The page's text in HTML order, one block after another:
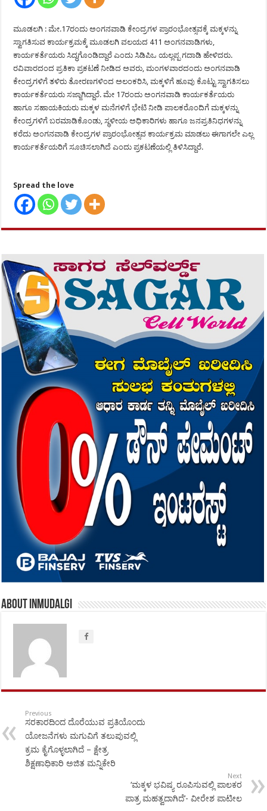
ಮೂಡಲಗಿ : ಮೇ.17ರಂದು ಅಂಗನವಾಡಿ ಕೇಂದ್ರಗಳ ಪ್ರಾರಂಭೋತ್ಸವಕ್ಕೆ ಮಕ್ಕಳನ್ನು
ಸ್ವಾಗತಿಸುವ ಕಾರ್ಯಕ್ರಮಕ್ಕೆ ಮೂಡಲಗಿ ವಲಯದ 411 ಅಂಗನವಾಡಿಗಳು,
ಕಾರ್ಯಕರ್ತೆಯರು ಸಿದ್ಧಗೊಂಡಿದ್ದಾರೆ ಎಂದು ಸಿಡಿಪಿಒ ಯಲ್ಲಪ್ಪ ಗದಾಡಿ ಹೇಳಿದರು.
ರವಿವಾರದಂದ ಪ್ರತಿಕಾ ಪ್ರಕಟಣೆ ನೀಡಿದ ಅವರು, ಮಂಗಳವಾರದಂದು ಅಂಗನವಾಡಿ
ಕೇಂದ್ರಗಳಿಗೆ ತಳಿರು ತೋರಣಗಳಿಂದ ಅಲಂಕರಿಸಿ, ಮಕ್ಕಳಿಗೆ ಹೂವು ಕೊಟ್ಟು ಸ್ವಾಗತಿಸಲು
ಕಾರ್ಯಕರ್ತೆಯರು ಸಜ್ಜಾಗಿದ್ದಾರೆ. ಮೇ 17ರಂದು ಅಂಗನವಾಡಿ ಕಾರ್ಯಕರ್ತೆಯರು
ಹಾಗೂ ಸಹಾಯಕಿಯರು ಮಕ್ಕಳ ಮನೆಗಳಿಗೆ ಭೇಟಿ ನೀಡಿ ಪಾಲಕರೊಂದಿಗೆ ಮಕ್ಕಳನ್ನು
ಕೇಂದ್ರಗಳಿಗೆ ಬರಮಾಡಿಕೊಂಡು, ಸ್ಥಳೀಯ ಅಧಿಕಾರಿಗಳು ಹಾಗೂ ಜನಪ್ರತಿನಿಧಗಳನ್ನು
ಕರೆದು ಅಂಗನವಾಡಿ ಕೇಂದ್ರಗಳ ಪ್ರಾರಂಭೋತ್ಸವ ಕಾರ್ಯಕ್ರಮ ಮಾಡಲು ಈಗಾಗಲೇ ಎಲ್ಲ
ಕಾರ್ಯಕರ್ತೆಯರಿಗೆ ಸೂಚಿಸಲಾಗಿದೆ ಎಂದು ಪ್ರಕಟಣೆಯಲ್ಲಿ ತಿಳಿಸಿದ್ದಾರೆ.
Spread the love
About inmudalgi
Previous
ಸರಕಾರದಿಂದ ದೊರೆಯುವ ಪ್ರತಿಯೊಂದು
ಯೋಜನೆಗಳು ಮಗುವಿಗೆ ತಲುಪುವಲ್ಲಿ
ಕ್ರಮ ಕೈಗೊಳ್ಳಲಾಗಿದೆ – ಕ್ಷೇತ್ರ
ಶಿಕ್ಷಣಾಧಿಕಾರಿ ಅಜಿತ ಮನ್ನಿಕೇರಿ
Next
‘ಮಕ್ಕಳ ಭವಿಷ್ಯ ರೂಪಿಸುವಲ್ಲಿ ಪಾಲಕರ
ಪಾತ್ರ ಮಹತ್ವದಾಗಿದೆ’- ವೀರೇಶ ಪಾಟೀಲ